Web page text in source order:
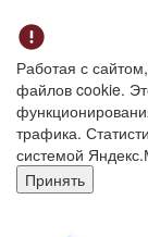
Работая с
файлов cookie.
трафика.
системой
Принять